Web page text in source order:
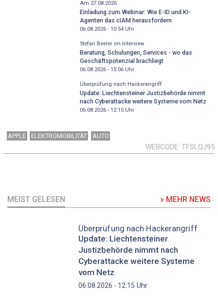
Am 27.08.2026
Einladung zum Webinar: Wie E-ID und KI-
Agenten das cIAM herausfordern
06.08.2026 - 10:54Uhr
Stefan Beeler im Interview
Beratung, Schulungen, Services - wo das
Geschäftspotenzial brachliegt
06.08.2026 - 15:06Uhr
Überprüfung nach Hackerangriff
Update: Liechtensteiner Justizbehörde nimmt
nach Cyberattacke weitere Systeme vom Netz
06.08.2026 - 12:15Uhr
APPLE ELEKTROMOBILITÄT AUTO
WEBCODE TFSLQJ95
MEIST GELESEN » MEHR NEWS
Überprüfung nach Hackerangriff
Update: Liechtensteiner
Justizbehörde nimmt nach
Cyberattacke weitere Systeme
vom Netz
06.08.2026 - 12:15 Uhr